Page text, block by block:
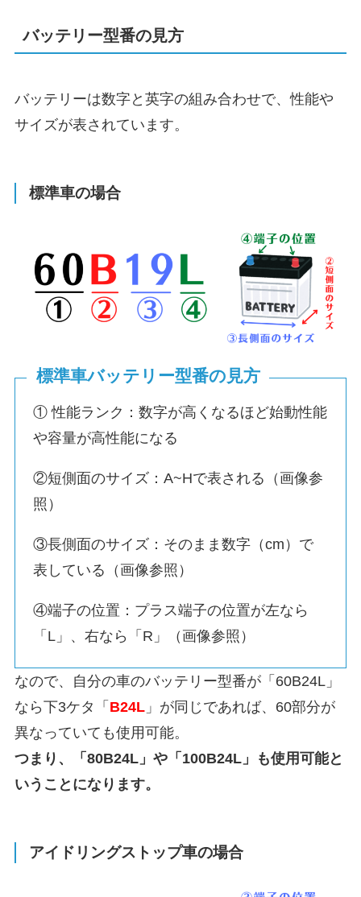
バッテリー型番の見方
バッテリーは数字と英字の組み合わせで、性能や
サイズが表されています。
標準車の場合
標準車バッテリー型番の見方
① 性能ランク：数字が高くなるほど始動性能
や容量が高性能になる
②短側面のサイズ：A~Hで表される（画像参
照）
③長側面のサイズ：そのまま数字（cm）で
表している（画像参照）
④端子の位置：プラス端子の位置が左なら
「L」、右なら「R」（画像参照）
なので、自分の車のバッテリー型番が「60B24L」
なら下3ケタ「 B24L」が同じであれば、60部分が
異なっていても使用可能。
つまり、「80B24L」や「100B24L」も使用可能と
いうことになります。
アイドリングストップ車の場合